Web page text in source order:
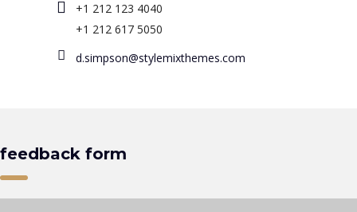
+1 212 123 4040
+1 212 617 5050
d.simpson@stylemixthemes.com
feedback form